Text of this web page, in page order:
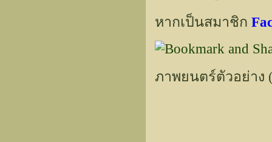
หากเป็นสมาชิก
ภาพยนตร์ตัวอย่าง